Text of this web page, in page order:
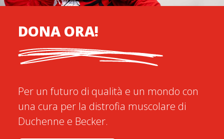
DONA ORA!
Per un futuro di qualità e un mondo con
una cura per la distrofia muscolare di
Duchenne e Becker.